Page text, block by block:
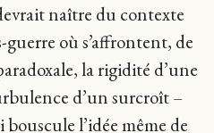
naître du contexte
guerre où s’affrontent, de
la rigidité d’une
d’un surcroît –
l’idée même de